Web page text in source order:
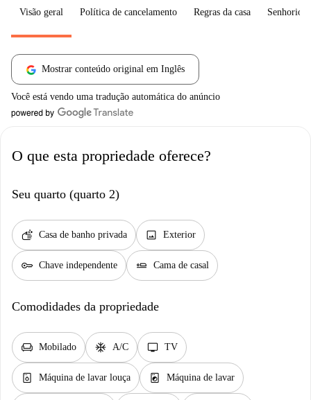
Visão geral Política de cancelamento Regras da casa Senhorio
Mostrar conteúdo original em Inglês
Você está vendo uma tradução automática do anúncio
O que esta propriedade oferece?
Seu quarto (quarto 2)
soap Casa de banho privada image Exterior
key Chave independente airline_seat_flat Cama de casal
Comodidades da propriedade
chair Mobilado ac_unit A/C tv TV
dishwasher_gen Máquina de lavar louça local_laundry_service Máquina de lavar